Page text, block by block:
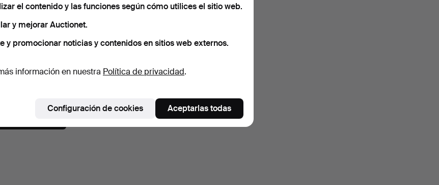
10 jun 2025
el contenido y las funciones según cómo utilices el sitio web.
y mejorar Auctionet.
y promocionar noticias y contenidos en sitios web externos.
información en nuestra Política de privacidad.
Configuración de cookies Aceptarlas todas